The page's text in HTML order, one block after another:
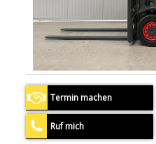
Termin machen
Ruf mich